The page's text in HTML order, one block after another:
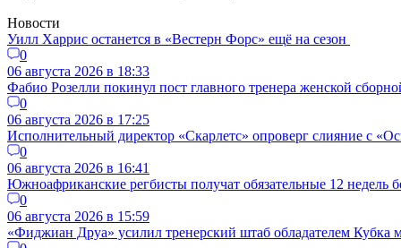
Новости
Уилл Харрис останется в «Вестерн Форс» ещё на сезон
0
06 августа 2026 в 18:33
Фабио Розелли покинул пост главного тренера женской
0
06 августа 2026 в 17:25
Исполнительный директор «Скарлетс» опроверг слияние с
0
06 августа 2026 в 16:41
Южноафриканские регбисты получат обязательные 12 недель
0
06 августа 2026 в 15:59
«Фиджиан Друа» усилил тренерский штаб обладателем Кубка